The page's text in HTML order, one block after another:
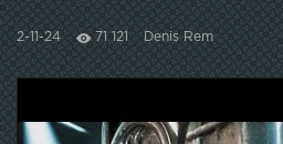
2-11-24 71 121 Denis Rem